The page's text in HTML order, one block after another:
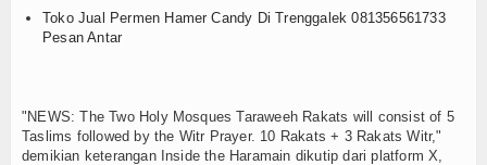
Toko Jual Permen Hamer Candy Di Trenggalek 081356561733
Pesan Antar
"NEWS: The Two Holy Mosques Taraweeh Rakats will consist of 5
Taslims followed by the Witr Prayer. 10 Rakats + 3 Rakats Witr,"
demikian keterangan Inside the Haramain dikutip dari platform X,